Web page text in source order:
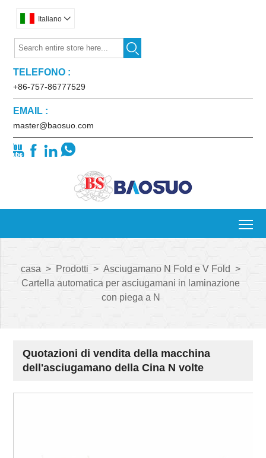
Italiano 

TELEFONO :
+86-757-86777529
EMAIL :
master@baosuo.com
   
casa > Prodotti > Asciugamano N Fold e V Fold >
Cartella automatica per asciugamani in laminazione
con piega a N
Quotazioni di vendita della macchina
dell'asciugamano della Cina N volte